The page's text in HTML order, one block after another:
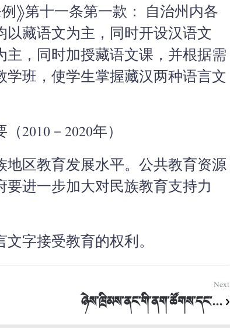
》第十一条第一款： 自治州内各
藏语文为主，同时开设汉语文
，同时加授藏语文课，并根据需
班，使学生掌握藏汉两种语言文
2010－2020年）
地区教育发展水平。公共教育资源
进一步加大对民族教育支持力
字接受教育的权利。
Next
ཉེས་ཁྲིམས་ནང་གི་ནག་ཚོགས་དང་...